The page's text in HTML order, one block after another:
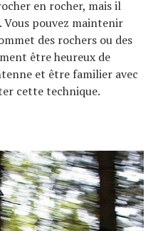
en rocher, mais il
Vous pouvez maintenir
des rochers ou des
être heureux de
et être familier avec
cette technique.